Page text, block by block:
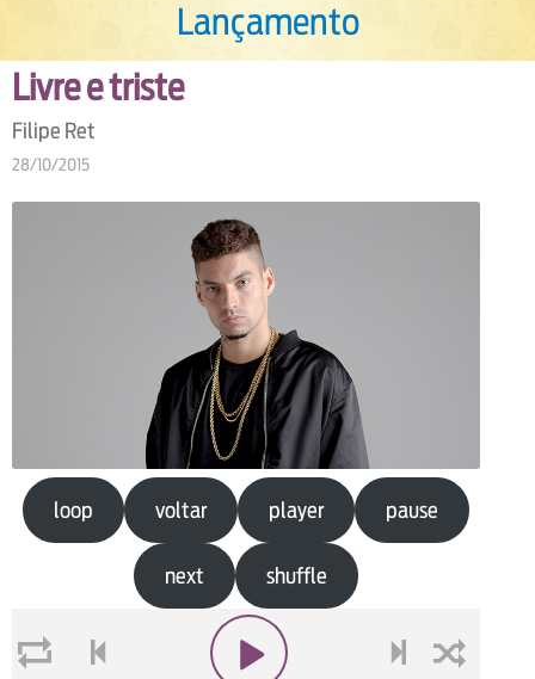
Lançamento
Livre e triste
Filipe Ret
28/10/2015
loop voltar player pause
next shuffle